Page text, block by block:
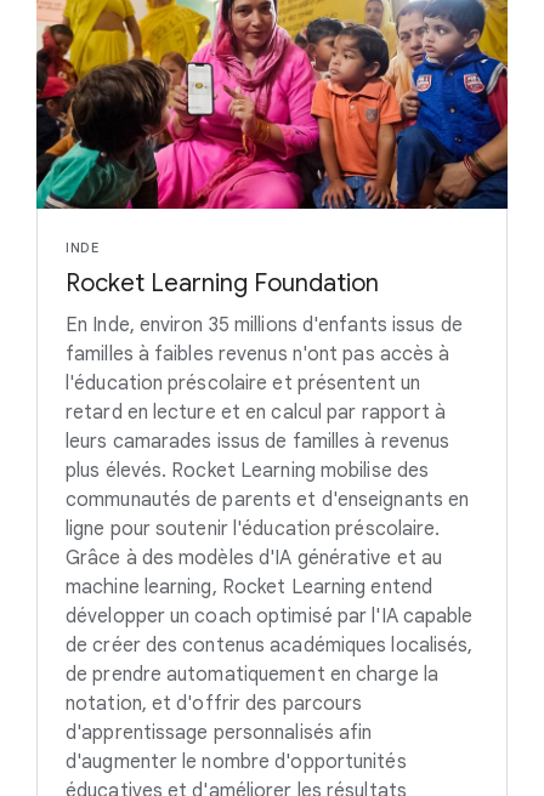
INDE
Rocket Learning Foundation
En Inde, environ 35 millions d'enfants issus de
familles à faibles revenus n'ont pas accès à
l'éducation préscolaire et présentent un
retard en lecture et en calcul par rapport à
leurs camarades issus de familles à revenus
plus élevés. Rocket Learning mobilise des
communautés de parents et d'enseignants en
ligne pour soutenir l'éducation préscolaire.
Grâce à des modèles d'IA générative et au
machine learning, Rocket Learning entend
développer un coach optimisé par l'IA capable
de créer des contenus académiques localisés,
de prendre automatiquement en charge la
notation, et d'offrir des parcours
d'apprentissage personnalisés afin
d'augmenter le nombre d'opportunités